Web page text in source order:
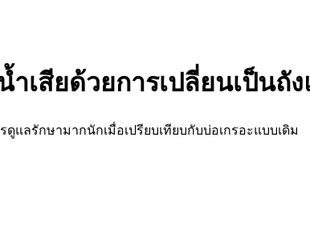
เสียด้วยการเปลี่ยนเป็นถั
แลรักษามากนักเมื่อเปรียบเทียบกับบ่อเกรอะแบบเดิม